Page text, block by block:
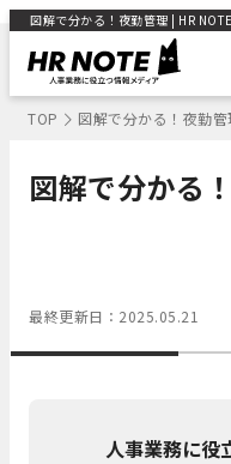
図解で分かる！夜勤管理 | HR NOTE
TOP 図解で分かる！夜勤管
図解で分かる
最終更新日： 2025.05.21
人事業務に役